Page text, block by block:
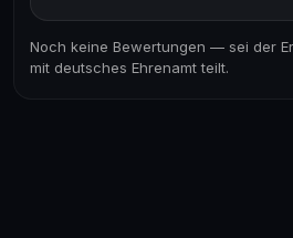
Noch keine Bewertungen — sei der
mit deutsches Ehrenamt teilt.